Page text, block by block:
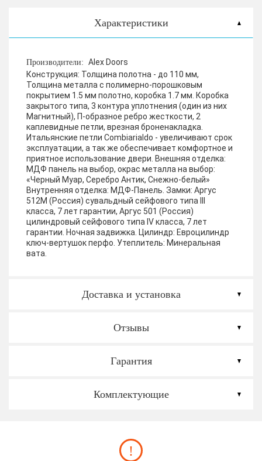
Характеристики
Производители: Alex Doors
Конструкция: Толщина полотна - до 110 мм,
Толщина металла с полимерно-порошковым
покрытием 1.5 мм полотно, коробка 1.7 мм. Коробка
закрытого типа, 3 контура уплотнения (один из них
Магнитный), П-образное ребро жесткости, 2
каплевидные петли, врезная броненакладка.
Итальянские петли Combiarialdo - увеличивают срок
эксплуатации, а так же обеспечивает комфортное и
приятное использование двери. Внешняя отделка:
МДФ панель на выбор, окрас металла на выбор:
«Черный Муар, Серебро Антик, Снежно-белый»
Внутренняя отделка: МДФ-Панель. Замки: Аргус
512М (Россия) сувальдный сейфового типа III
класса, 7 лет гарантии, Аргус 501 (Россия)
цилиндровый сейфового типа IV класса, 7 лет
гарантии. Ночная задвижка. Цилиндр: Евроцилиндр
ключ-вертушок перфо. Утеплитель: Минеральная
вата.
Доставка и установка
Отзывы
Гарантия
Комплектующие